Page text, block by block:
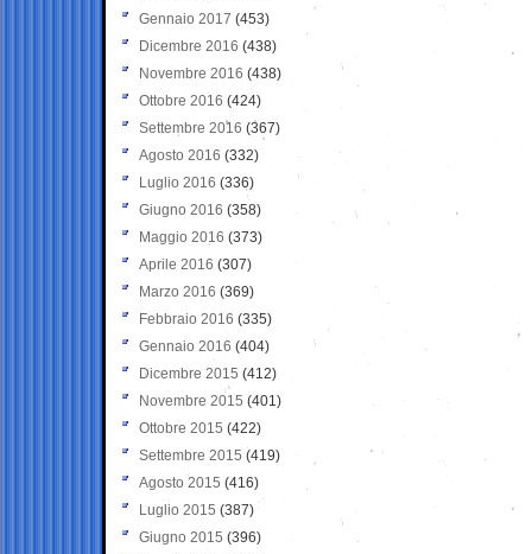
Gennaio 2017 (453)
Dicembre 2016 (438)
Novembre 2016 (438)
Ottobre 2016 (424)
Settembre 2016 (367)
Agosto 2016 (332)
Luglio 2016 (336)
Giugno 2016 (358)
Maggio 2016 (373)
Aprile 2016 (307)
Marzo 2016 (369)
Febbraio 2016 (335)
Gennaio 2016 (404)
Dicembre 2015 (412)
Novembre 2015 (401)
Ottobre 2015 (422)
Settembre 2015 (419)
Agosto 2015 (416)
Luglio 2015 (387)
Giugno 2015 (396)